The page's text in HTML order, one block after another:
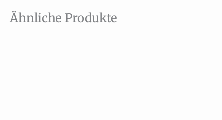
Ähnliche Produkte